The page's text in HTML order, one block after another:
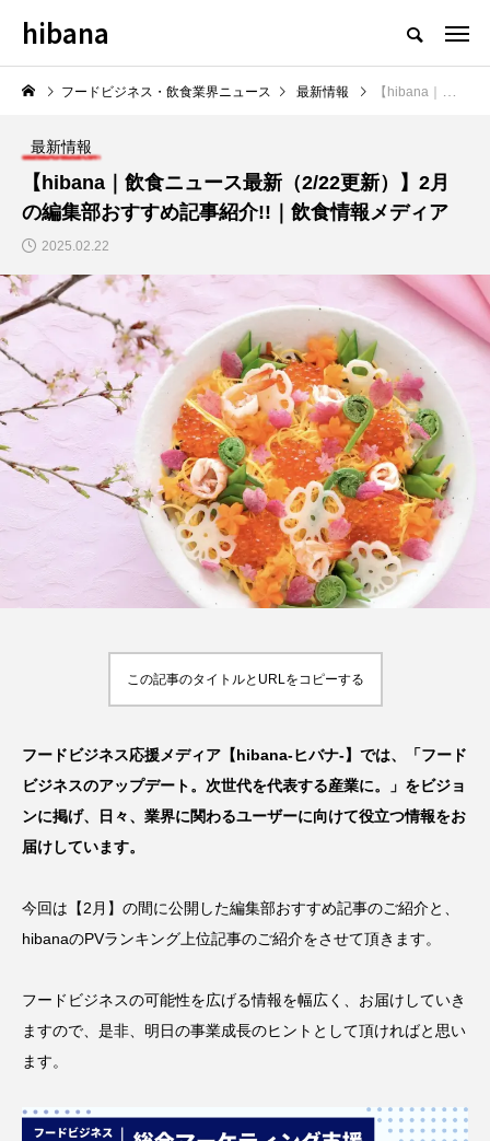
フードビジネス・飲食業界のニュースメディア
NEW POST
飲食マーケティング
【2026年最新】注目の飲食店フ
ランチャイズブランド特集｜これ
から伸びるおすすめFC10選
飲食DX
【hibana編集部注目！】飲食店
経営＆フードビジネス専用の商
品・サービス紹介｜2026年8月
2026.08.07
hibana
フードビジネス・飲食業界ニュース 最新情報 【hibana｜飲食ニュース最新（2/22更新）】2月の編集部おすすめ記事紹介!!｜飲食情報メディア
最新情報
【hibana｜飲食ニュース最新（2/22更新）】2月
の編集部おすすめ記事紹介!!｜飲食情報メディア
2025.02.22
この記事のタイトルとURLをコピーする
フードビジネス応援メディア【hibana-ヒバナ-】では、「フード
ビジネスのアップデート。次世代を代表する産業に。」をビジョ
ンに掲げ、日々、業界に関わるユーザーに向けて役立つ情報をお
届けしています。
今回は【2月】の間に公開した編集部おすすめ記事のご紹介と、
hibanaのPVランキング上位記事のご紹介をさせて頂きます。
フードビジネスの可能性を広げる情報を幅広く、お届けしていき
ますので、是非、明日の事業成長のヒントとして頂ければと思い
ます。